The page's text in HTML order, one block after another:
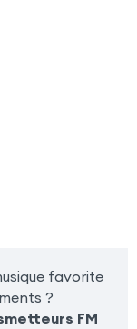
favorite
?
FM